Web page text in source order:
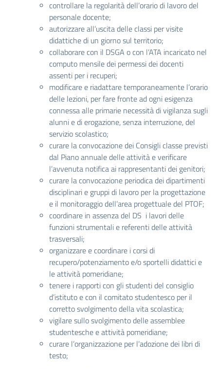
controllare la regolarità dell’orario di lavoro del
personale docente;
autorizzare all’uscita delle classi per visite
didattiche di un giorno sul territorio;
collaborare con il DSGA o con l’ATA incaricato nel
computo mensile dei permessi dei docenti
assenti per i recuperi;
modificare e riadattare temporaneamente l’orario
delle lezioni, per fare fronte ad ogni esigenza
connessa alle primarie necessità di vigilanza sugli
alunni e di erogazione, senza interruzione, del
servizio scolastico;
curare la convocazione dei Consigli classe previsti
dal Piano annuale delle attività e verificare
l’avvenuta notifica ai rappresentanti dei genitori;
curare la convocazione periodica dei dipartimenti
disciplinari e gruppi di lavoro per la progettazione
e il monitoraggio dell’area progettuale del PTOF;
coordinare in assenza del DS i lavori delle
funzioni strumentali e referenti delle attività
trasversali;
organizzare e coordinare i corsi di
recupero/potenziamento e/o sportelli didattici e
le attività pomeridiane;
tenere i rapporti con gli studenti del consiglio
d’istituto e con il comitato studentesco per il
corretto svolgimento della vita scolastica;
vigilare sullo svolgimento delle assemblee
studentesche e attività pomeridiane;
curare l’organizzazione per l’adozione dei libri di
testo;